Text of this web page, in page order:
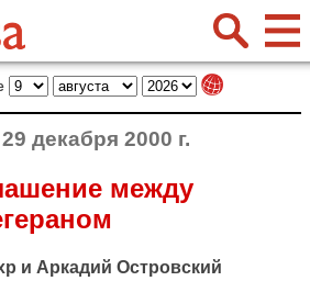
29 декабря 2000 г.
между
и Аркадий Островский